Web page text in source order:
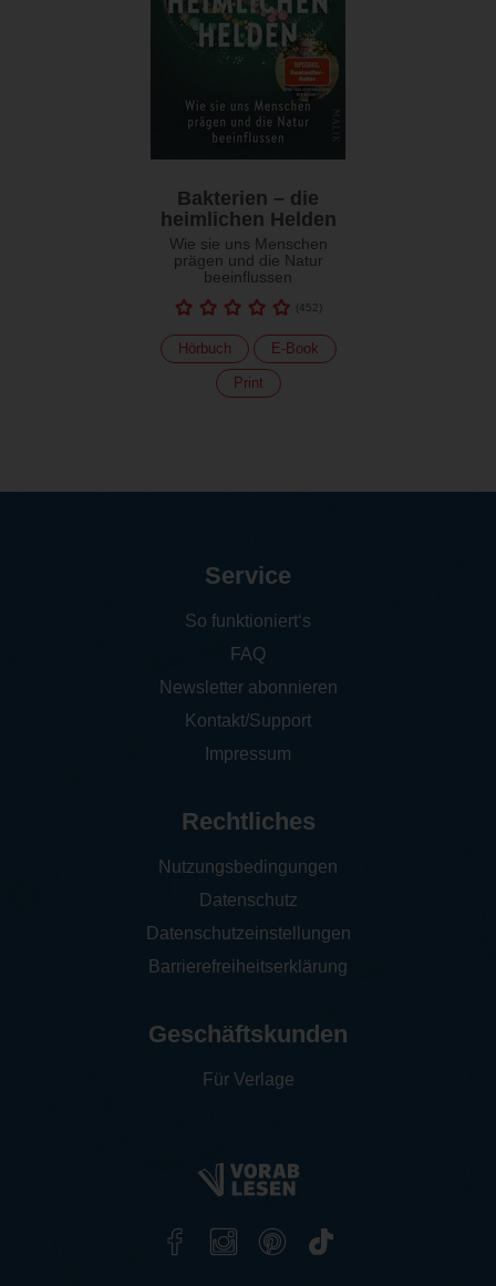
Bakterien – die
heimlichen Helden
Wie sie uns Menschen
prägen und die Natur
beeinflussen
(452)
Hörbuch E-Book
Print
Service
So funktioniert‘s
FAQ
Newsletter abonnieren
Kontakt/Support
Impressum
Rechtliches
Nutzungsbedingungen
Datenschutz
Datenschutzeinstellungen
Barrierefreiheitserklärung
Geschäftskunden
Für Verlage